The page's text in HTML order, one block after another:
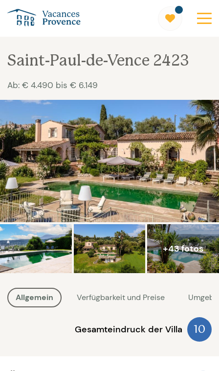
Saint-Paul-de-Vence 2423
Ab: € 4.490 bis € 6.149
+43 fotos
Allgemein Verfügbarkeit und Preise
Gesamteindruck der Villa 10